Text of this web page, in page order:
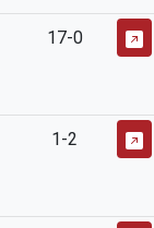
17-0
1-2